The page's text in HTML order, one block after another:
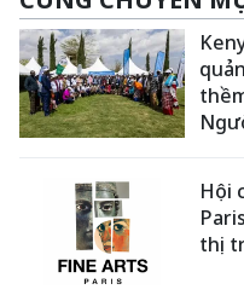
Hội
thị